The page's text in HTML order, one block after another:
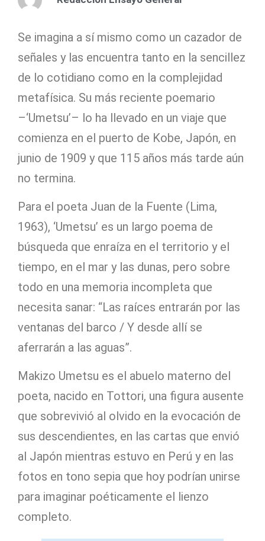
Se imagina a sí mismo como un cazador de
señales y las encuentra tanto en la sencillez
de lo cotidiano como en la complejidad
metafísica. Su más reciente poemario
–‘Umetsu’– lo ha llevado en un viaje que
comienza en el puerto de Kobe, Japón, en
junio de 1909 y que 115 años más tarde aún
no termina.
Para el poeta Juan de la Fuente (Lima,
1963), ‘Umetsu’ es un largo poema de
búsqueda que enraíza en el territorio y el
tiempo, en el mar y las dunas, pero sobre
todo en una memoria incompleta que
necesita sanar: “Las raíces entrarán por las
ventanas del barco / Y desde allí se
aferrarán a las aguas”.
Makizo Umetsu es el abuelo materno del
poeta, nacido en Tottori, una figura ausente
que sobrevivió al olvido en la evocación de
sus descendientes, en las cartas que envió
al Japón mientras estuvo en Perú y en las
fotos en tono sepia que hoy podrían unirse
para imaginar poéticamente el lienzo
completo.